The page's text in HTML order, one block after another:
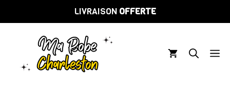
au
LIVRAISON OFFERTE